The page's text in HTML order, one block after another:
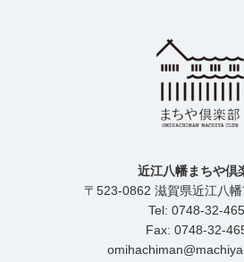
近江八幡まちや倶
〒523-0862 滋賀県近江八幡
Tel: 0748-32-
Fax: 0748-32-